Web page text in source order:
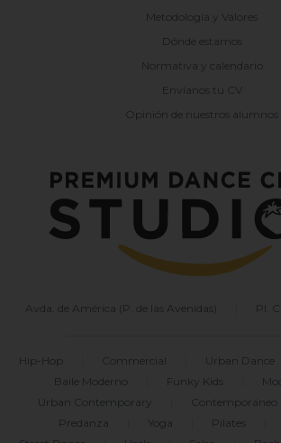
Metodología y Valores
Dónde estamos
Normativa y calendario
Envíanos tu CV
Opinión de nuestros alumnos
Avda. de América (P. de las Avenidas) Pl.
Hip-Hop Commercial Urban Dance
Baile Moderno
Funky Kids
Urban Contemporary
Contemporáneo
Predanza
Yoga Pilates